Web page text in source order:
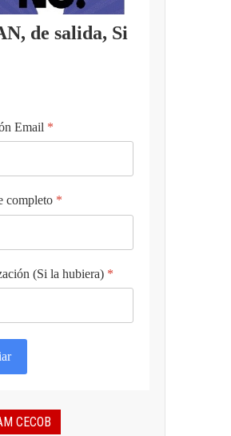
de salida, Si
Email *
completo *
(Si la hubiera) *
CECOB